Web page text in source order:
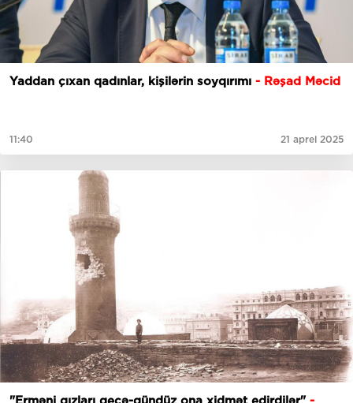
Yaddan çıxan qadınlar, kişilərin soyqırımı - Rəşad Məcid
11:40 21 aprel 2025